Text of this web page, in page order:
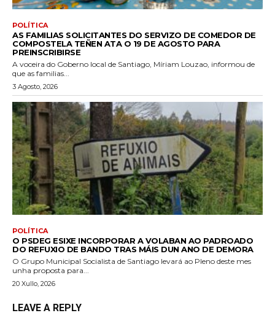
POLÍTICA
AS FAMILIAS SOLICITANTES DO SERVIZO DE COMEDOR DE
COMPOSTELA TEÑEN ATA O 19 DE AGOSTO PARA
PREINSCRIBIRSE
A voceira do Goberno local de Santiago, Míriam Louzao, informou de
que as familias...
3 Agosto, 2026
POLÍTICA
O PSDEG ESIXE INCORPORAR A VOLABAN AO PADROADO
DO REFUXIO DE BANDO TRAS MÁIS DUN ANO DE DEMORA
O Grupo Municipal Socialista de Santiago levará ao Pleno deste mes
unha proposta para...
20 Xullo, 2026
LEAVE A REPLY